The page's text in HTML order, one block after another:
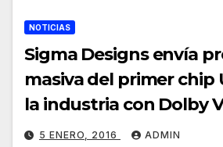
NOTICIAS
Sigma Designs envía
masiva del primer chip
la industria con Dolby
5 ENERO, 2016 ADMIN